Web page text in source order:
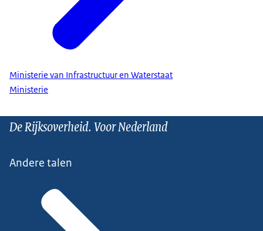
Ministerie van Infrastructuur en Waterstaat
Ministerie
De Rijksoverheid. Voor Nederland
Andere talen